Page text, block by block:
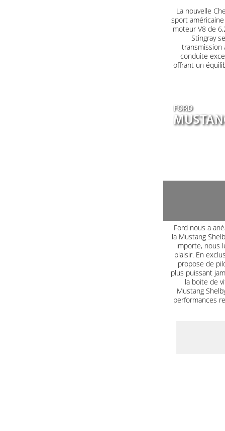
La nouvelle
sport
moteur V8 de
Stingray
transmission
conduite
offrant un
FORD
Ford nous a
la Mustang
importe, nous
plaisir. En
propose de
plus puissant
la boite de
Mustang
performances